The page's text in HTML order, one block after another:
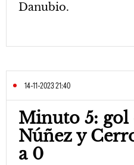
Danubio.
14-11-2023 21:40
Minuto 5: gol
Núñez y
a 0